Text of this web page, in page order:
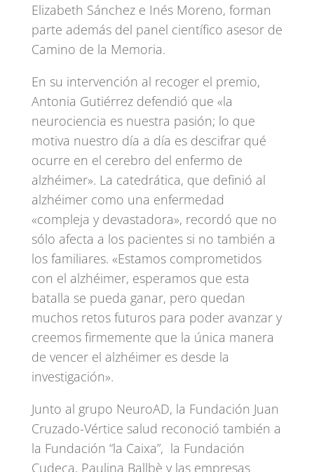
Elizabeth Sánchez e Inés Moreno, forman
parte además del panel científico asesor de
Camino de la Memoria.
En su intervención al recoger el premio,
Antonia Gutiérrez defendió que «la
neurociencia es nuestra pasión; lo que
motiva nuestro día a día es descifrar qué
ocurre en el cerebro del enfermo de
alzhéimer». La catedrática, que definió al
alzhéimer como una enfermedad
«compleja y devastadora», recordó que no
sólo afecta a los pacientes si no también a
los familiares. «Estamos comprometidos
con el alzhéimer, esperamos que esta
batalla se pueda ganar, pero quedan
muchos retos futuros para poder avanzar y
creemos firmemente que la única manera
de vencer el alzhéimer es desde la
investigación».
Junto al grupo NeuroAD, la Fundación Juan
Cruzado-Vértice salud reconoció también a
la Fundación “la Caixa”, la Fundación
Cudeca, Paulina Ballbè y las empresas